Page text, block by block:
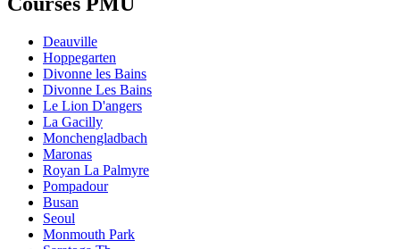
Deauville
Hoppegarten
Divonne les Bains
Divonne Les Bains
Le Lion D'angers
La Gacilly
Monchengladbach
Maronas
Royan La Palmyre
Pompadour
Busan
Seoul
Monmouth Park